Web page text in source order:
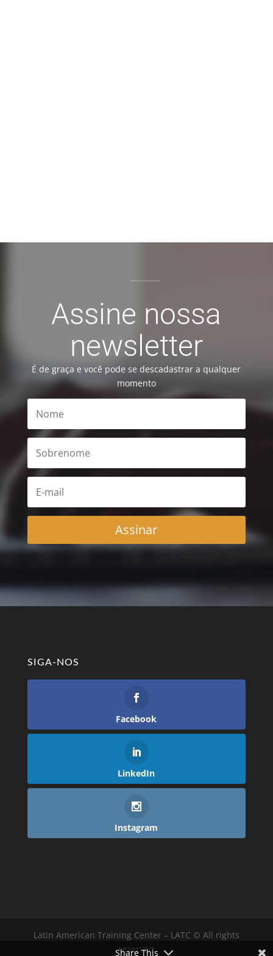
Assine nossa
newsletter
É de graça e você pode se descadastrar a qualquer
momento
Assinar
SIGA-NOS
Facebook
LinkedIn
Instagram
Latin American Training Center – LATC © All rights
reserved
Share This